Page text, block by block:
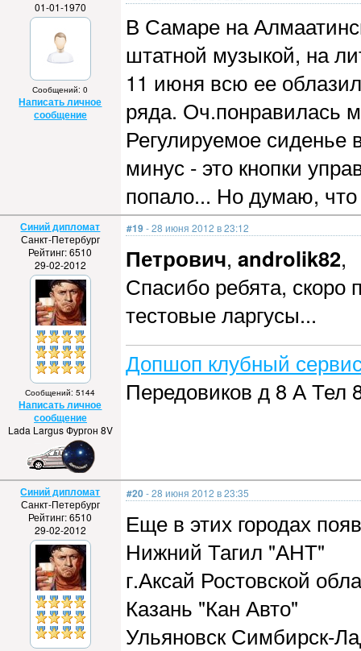
01-01-1970
Сообщений: 0
Написать личное
сообщение
В Самаре на
штатной музыкой, на
11 июня всю ее
ряда. Оч.понравилась
Регулируемое сиденье
минус - это кнопки
попало... Но думаю,
Синий дипломат
Санкт-Петербург
Рейтинг: 6510
29-02-2012
Сообщений: 5144
Написать личное
сообщение
Lada Largus Фургон 8V
#19- 28 июня 2012 в 23:12
Петрович, androlik82,
Спасибо ребята, скоро
тестовые ларгусы...
Допшоп клубный
Передовиков д 8 А Тел
Синий дипломат
Санкт-Петербург
Рейтинг: 6510
29-02-2012
#20- 28 июня 2012 в 23:35
Еще в этих городах
Нижний Тагил "АНТ"
г.Аксай Ростовской
Казань "Кан Авто"
Ульяновск Симбирск-